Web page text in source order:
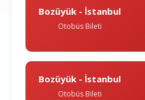
Bozüyük - İstanbul
Otobüs Bileti
Bozüyük - İstanbul
Otobüs Bileti